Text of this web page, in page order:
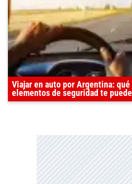
Viajar en auto por Argentina:
elementos de seguridad te